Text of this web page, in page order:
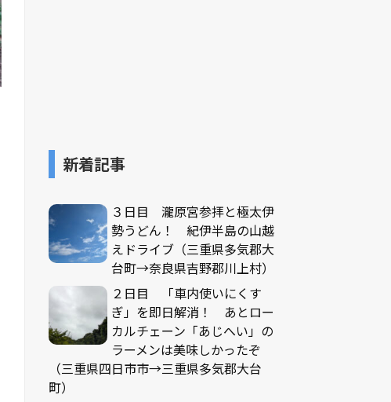
新着記事
３日目 瀧原宮参拝と極太伊
勢うどん！ 紀伊半島の山越
えドライブ（三重県多気郡大
台町→奈良県吉野郡川上村）
２日目 「車内使いにくす
ぎ」を即日解消！ あとロー
カルチェーン「あじへい」の
ラーメンは美味しかったぞ
（三重県四日市市→三重県多気郡大台
町）